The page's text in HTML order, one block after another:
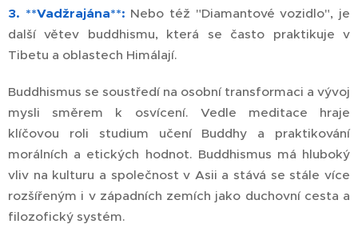
3. **Vadžrajána**: Nebo též "Diamantové vozidlo", je
další větev buddhismu, která se často praktikuje v
Tibetu a oblastech Himálají.
Buddhismus se soustředí na osobní transformaci a vývoj
mysli směrem k osvícení. Vedle meditace hraje
klíčovou roli studium učení Buddhy a praktikování
morálních a etických hodnot. Buddhismus má hluboký
vliv na kulturu a společnost v Asii a stává se stále více
rozšířeným i v západních zemích jako duchovní cesta a
filozofický systém.